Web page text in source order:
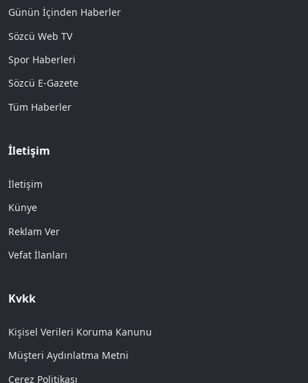
Günün İçinden Haberler
Sözcü Web TV
Spor Haberleri
Sözcü E-Gazete
Tüm Haberler
İletişim
İletişim
Künye
Reklam Ver
Vefat İlanları
Kvkk
Kişisel Verileri Koruma Kanunu
Müşteri Aydınlatma Metni
Çerez Politikası